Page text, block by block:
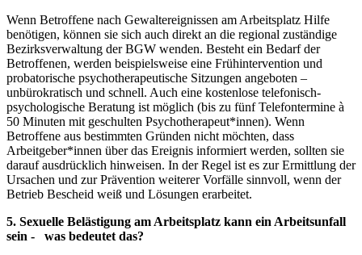
Wenn Betroffene nach Gewaltereignissen am Arbeitsplatz Hilfe
benötigen, können sie sich auch direkt an die regional zuständige
Bezirksverwaltung der BGW wenden. Besteht ein Bedarf der
Betroffenen, werden beispielsweise eine Frühintervention und
probatorische psychotherapeutische Sitzungen angeboten –
unbürokratisch und schnell. Auch eine kostenlose telefonisch-
psychologische Beratung ist möglich (bis zu fünf Telefontermine à
50 Minuten mit geschulten Psychotherapeut*innen). Wenn
Betroffene aus bestimmten Gründen nicht möchten, dass
Arbeitgeber*innen über das Ereignis informiert werden, sollten sie
darauf ausdrücklich hinweisen. In der Regel ist es zur Ermittlung der
Ursachen und zur Prävention weiterer Vorfälle sinnvoll, wenn der
Betrieb Bescheid weiß und Lösungen erarbeitet.
5. Sexuelle Belästigung am Arbeitsplatz kann ein Arbeitsunfall
sein - was bedeutet das?